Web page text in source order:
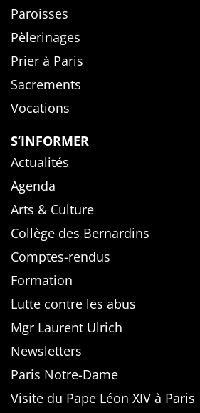
Paroisses
Pèlerinages
Prier à Paris
Sacrements
Vocations
S’INFORMER
Actualités
Agenda
Arts & Culture
Collège des Bernardins
Comptes-rendus
Formation
Lutte contre les abus
Mgr Laurent Ulrich
Newsletters
Paris Notre-Dame
Visite du Pape Léon XIV à Paris